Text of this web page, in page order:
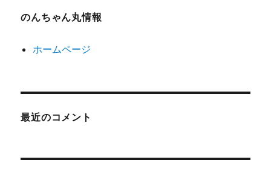
のんちゃん丸情報
ホームページ
最近のコメント